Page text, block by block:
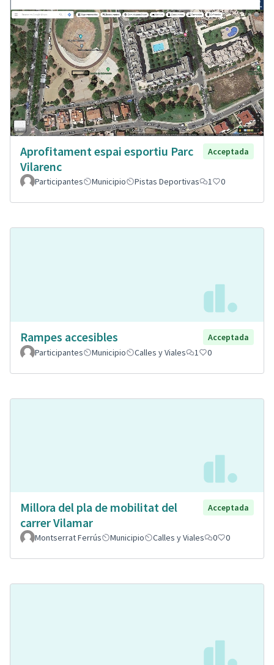
Aprofitament espai esportiu Parc
Vilarenc
Acceptada
Participantes Municipio Pistas Deportivas 1 0
Rampes accesibles
Acceptada
Participantes
Municipio Calles y Viales 1 0
Millora del pla de mobilitat del
carrer Vilamar
Acceptada
Montserrat Ferrús Municipio Calles y Viales 0 0